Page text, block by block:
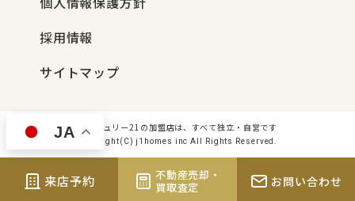
採用情報
サイトマップ
センチュリー21の加盟店は、すべて独立・自営です
Copyright(C) j1homes inc All Rights Reserved.
来店予約
不動産売却・
買取査定
お問い合わせ
JA